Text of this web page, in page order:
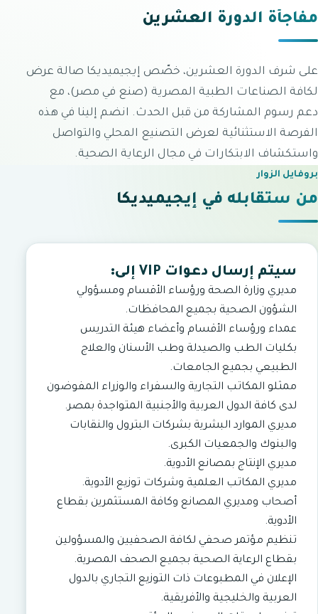
مفاجأة الدورة العشرين
على شرف الدورة العشرين، خصّص إيجيميديكا صالة عرض
لكافة الصناعات الطبية المصرية (صنع في مصر)، مع
دعم رسوم المشاركة من قبل الحدث. انضم إلينا في هذه
الفرصة الاستثنائية لعرض التصنيع المحلي والتواصل
واستكشاف الابتكارات في مجال الرعاية الصحية.
بروفايل الزوار
من ستقابله في إيجيميديكا
سيتم إرسال دعوات VIP إلى:
مديري وزارة الصحة ورؤساء الأقسام ومسؤولي
الشؤون الصحية بجميع المحافظات.
عمداء ورؤساء الأقسام وأعضاء هيئة التدريس
بكليات الطب والصيدلة وطب الأسنان والعلاج
الطبيعي بجميع الجامعات.
ممثلو المكاتب التجارية والسفراء والوزراء المفوضون
لدى كافة الدول العربية والأجنبية المتواجدة بمصر.
مديري الموارد البشرية بشركات البترول والنقابات
والبنوك والجمعيات الكبرى.
مديري الإنتاج بمصانع الأدوية.
مديري المكاتب العلمية وشركات توزيع الأدوية.
أصحاب ومديري المصانع وكافة المستثمرين بقطاع
الأدوية.
تنظيم مؤتمر صحفي لكافة الصحفيين والمسؤولين
بقطاع الرعاية الصحية بجميع الصحف المصرية.
الإعلان في المطبوعات ذات التوزيع التجاري بالدول
العربية والخليجية والأفريقية.